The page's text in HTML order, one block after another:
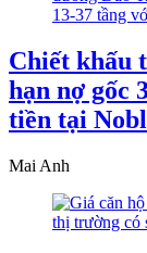
Chiết khấu
hạn nợ gốc
tiền tại
Mai Anh